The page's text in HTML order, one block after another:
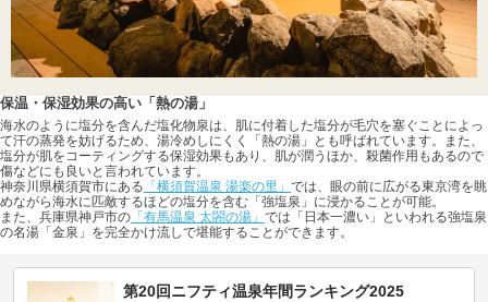
保温・保湿効果の高い「熱の湯」
海水のように塩分を含んだ塩化物泉は、肌に付着した塩分が毛穴を塞ぐことによっ
て汗の蒸発を妨げるため、湯冷めしにくく「熱の湯」とも呼ばれています。また、
塩分が肌をコーティングする保湿効果もあり、肌が潤うほか、殺菌作用もあるので
傷などにも良いと言われています。
神奈川県横須賀市にある 「横須賀温泉 湯楽の里」 では、眼の前に広がる東京湾を眺
めながら海水に匹敵するほどの塩分を含む「強塩泉」に浸かることが可能。
また、兵庫県神戸市の 「有馬温泉 太閤の湯」 では「日本一濃い」といわれる強塩泉
の名湯「金泉」を完全かけ流しで堪能することができます。
第20回ニフティ温泉年間ランキング2025